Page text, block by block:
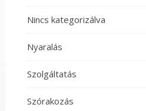
Nincs kategorizálva
Nyaralás
Szolgáltatás
Szórakozás